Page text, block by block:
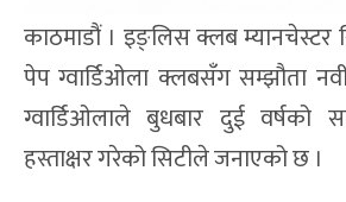
काठमाडौं । इङ्लिस क्लब म्यानचेस्टर
पेप ग्वार्डिओला क्लबसँग सम्झौता
ग्वार्डिओलाले बुधबार दुई वर्षको
हस्ताक्षर गरेको सिटीले जनाएको छ ।